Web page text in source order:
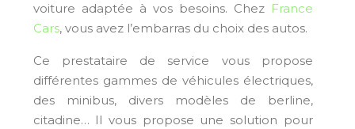
voiture adaptée à vos besoins. Chez France
Cars, vous avez l’embarras du choix des autos.
Ce prestataire de service vous propose
différentes gammes de véhicules électriques,
des minibus, divers modèles de berline,
citadine… Il vous propose une solution pour